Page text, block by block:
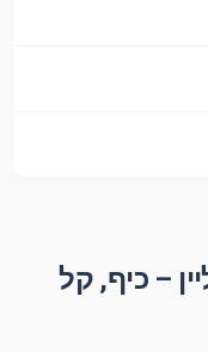
– כיף, קל